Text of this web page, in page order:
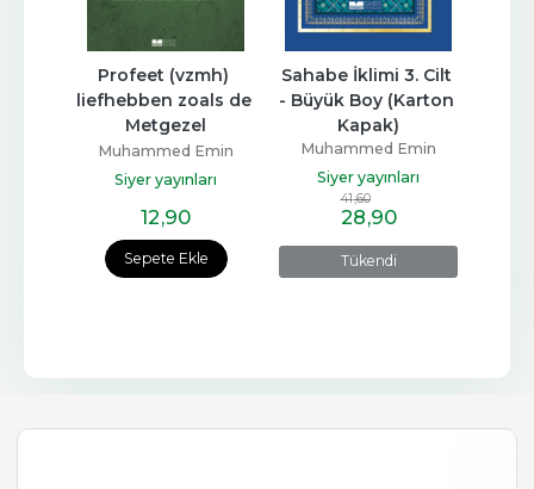
Sepete Ekle
Profeet (vzmh)
liefhebben zoals de
Metgezel
Muhammed Emin
Yıldırım
Siyer yayınları
12,90
Tükendi
Sahabe İklimi 3. Cilt
- Büyük Boy (Karton
Kapak)
Muhammed Emin
Yıldırım
Siyer yayınları
41,60
28,90